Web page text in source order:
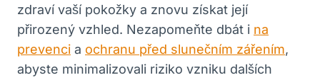
zdraví vaší pokožky ​a znovu získat její
přirozený vzhled. Nezapomeňte dbát i na
prevenci a ochranu před slunečním zářením,
abyste minimalizovali riziko vzniku dalších